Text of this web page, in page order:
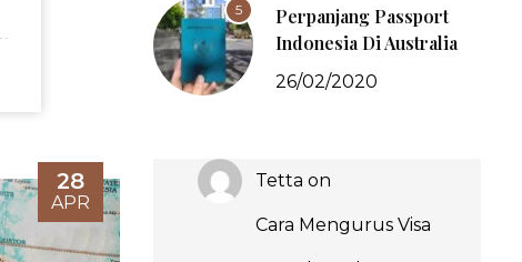
28
APR
5
Perpanjang Passport
Indonesia Di Australia
26/02/2020
Tetta on
Cara Mengurus Visa